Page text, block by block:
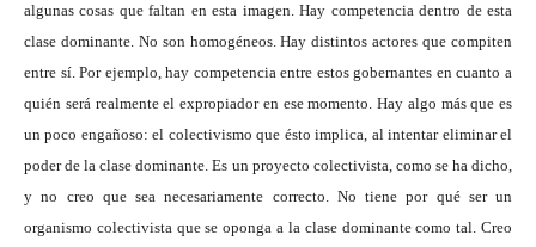
algunas cosas que faltan en esta imagen. Hay competencia dentro de esta
clase dominante. No son homogéneos. Hay distintos actores que compiten
entre sí. Por ejemplo, hay competencia entre estos gobernantes en cuanto a
quién será realmente el expropiador en ese momento. Hay algo más que es
un poco engañoso: el colectivismo que ésto implica, al intentar eliminar el
poder de la clase dominante. Es un proyecto colectivista, como se ha dicho,
y no creo que sea necesariamente correcto. No tiene por qué ser un
organismo colectivista que se oponga a la clase dominante como tal. Creo